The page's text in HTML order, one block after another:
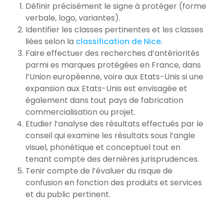
Définir précisément le signe à protéger (forme
verbale, logo, variantes).
Identifier les classes pertinentes et les classes
liées selon la classification de Nice.
Faire effectuer des recherches d’antériorités
parmi es marques protégées en France, dans
l’Union européenne, voire aux Etats-Unis si une
expansion aux Etats-Unis est envisagée et
également dans tout pays de fabrication
commercialisation ou projet.
Etudier l’analyse des résultats effectués par le
conseil qui examine les résultats sous l’angle
visuel, phonétique et conceptuel tout en
tenant compte des dernières jurisprudences.
Tenir compte de l’évaluer du risque de
confusion en fonction des produits et services
et du public pertinent.